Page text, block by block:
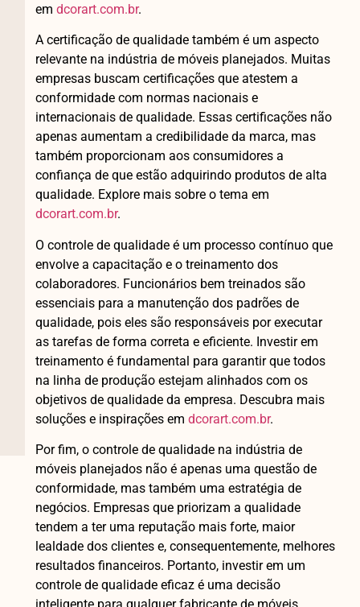
em dcorart.com.br.
A certificação de qualidade também é um aspecto
relevante na indústria de móveis planejados. Muitas
empresas buscam certificações que atestem a
conformidade com normas nacionais e
internacionais de qualidade. Essas certificações não
apenas aumentam a credibilidade da marca, mas
também proporcionam aos consumidores a
confiança de que estão adquirindo produtos de alta
qualidade. Explore mais sobre o tema em
dcorart.com.br.
O controle de qualidade é um processo contínuo que
envolve a capacitação e o treinamento dos
colaboradores. Funcionários bem treinados são
essenciais para a manutenção dos padrões de
qualidade, pois eles são responsáveis por executar
as tarefas de forma correta e eficiente. Investir em
treinamento é fundamental para garantir que todos
na linha de produção estejam alinhados com os
objetivos de qualidade da empresa. Descubra mais
soluções e inspirações em dcorart.com.br.
Por fim, o controle de qualidade na indústria de
móveis planejados não é apenas uma questão de
conformidade, mas também uma estratégia de
negócios. Empresas que priorizam a qualidade
tendem a ter uma reputação mais forte, maior
lealdade dos clientes e, consequentemente, melhores
resultados financeiros. Portanto, investir em um
controle de qualidade eficaz é uma decisão